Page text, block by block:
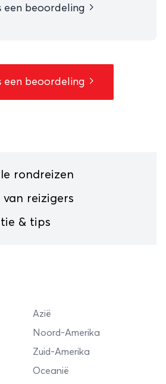
een beoordeling
een beoordeling
rondreizen
van reizigers
& tips
Azië
Noord-Amerika
Zuid-Amerika
Oceanië